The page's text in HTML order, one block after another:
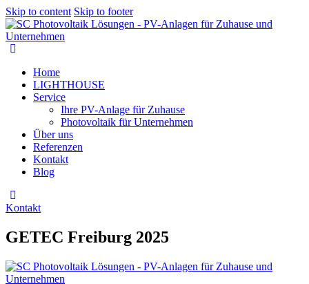
Skip to content Skip to footer
Home
LIGHTHOUSE
Service
Ihre PV-Anlage für Zuhause
Photovoltaik für Unternehmen
Über uns
Referenzen
Kontakt
Blog
Kontakt
GETEC Freiburg 2025